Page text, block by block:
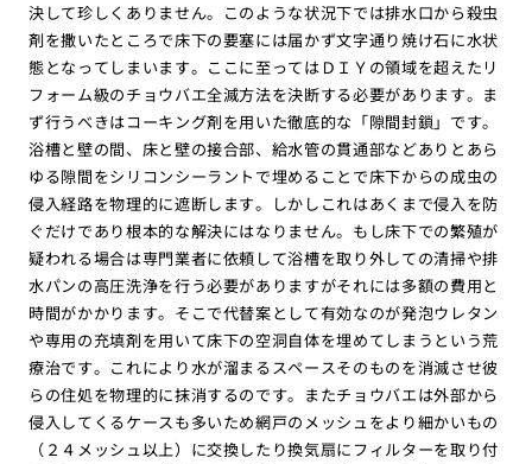
決して珍しくありません。このような状況下では排水口から殺虫
剤を撒いたところで床下の要塞には届かず文字通り焼け石に水状
態となってしまいます。ここに至ってはＤＩＹの領域を超えたリ
フォーム級のチョウバエ全滅方法を決断する必要があります。ま
ず行うべきはコーキング剤を用いた徹底的な「隙間封鎖」です。
浴槽と壁の間、床と壁の接合部、給水管の貫通部などありとあら
ゆる隙間をシリコンシーラントで埋めることで床下からの成虫の
侵入経路を物理的に遮断します。しかしこれはあくまで侵入を防
ぐだけであり根本的な解決にはなりません。もし床下での繁殖が
疑われる場合は専門業者に依頼して浴槽を取り外しての清掃や排
水パンの高圧洗浄を行う必要がありますがそれには多額の費用と
時間がかかります。そこで代替案として有効なのが発泡ウレタン
や専用の充填剤を用いて床下の空洞自体を埋めてしまうという荒
療治です。これにより水が溜まるスペースそのものを消滅させ彼
らの住処を物理的に抹消するのです。またチョウバエは外部から
侵入してくるケースも多いため網戸のメッシュをより細かいもの
（２４メッシュ以上）に交換したり換気扇にフィルターを取り付